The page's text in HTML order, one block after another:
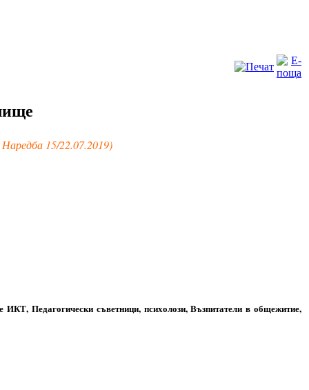
15/22.07.2019)
Педагогически съветници, психолози, Възпитатели в общежитие,